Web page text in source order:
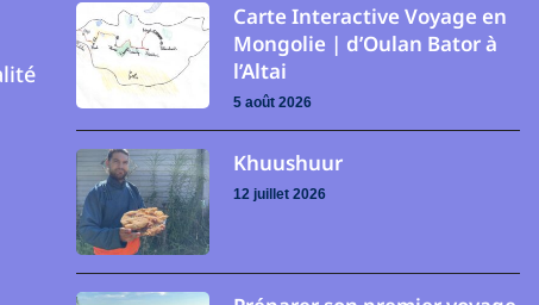
Carte Interactive Voyage en
Mongolie | d’Oulan Bator à
l’Altai
5 août 2026
Khuushuur
12 juillet 2026